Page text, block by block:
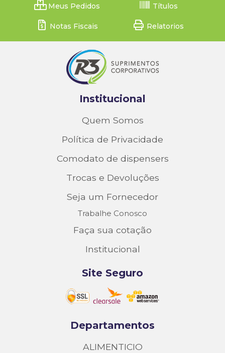
Meus Pedidos Títulos
Notas Fiscais Relatorios
Institucional
Quem Somos
Política de Privacidade
Comodato de dispensers
Trocas e Devoluções
Seja um Fornecedor
Trabalhe Conosco
Faça sua cotação
Institucional
Site Seguro
Departamentos
ALIMENTICIO